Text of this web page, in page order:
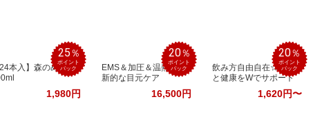
25％
ポイント
バック
24本入】森のめぐ美
1,980円
20％
ポイント
バック
EMS＆加圧＆温熱！革
新的な目元ケア
16,500円
20％
ポイント
バック
飲み方自由自在☆美容
と健康をWでサポート
1,620円〜